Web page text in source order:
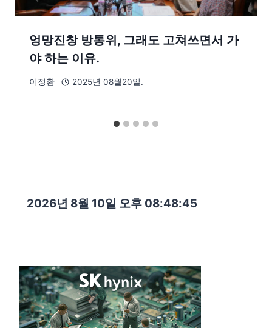
엉망진창 방통위, 그래도 고쳐쓰면서 가
야 하는 이유.
이정환 2025년 08월20일.
2026년 8월 10일 오후 08:48:47